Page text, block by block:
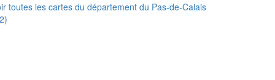
toutes les cartes du département du Pas-de-Calais